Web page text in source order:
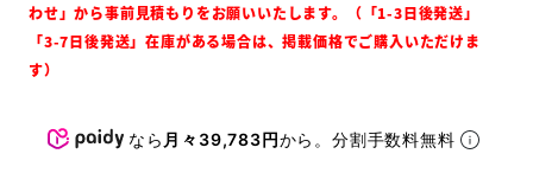
なら 月々39,783円から。分割手数料無料